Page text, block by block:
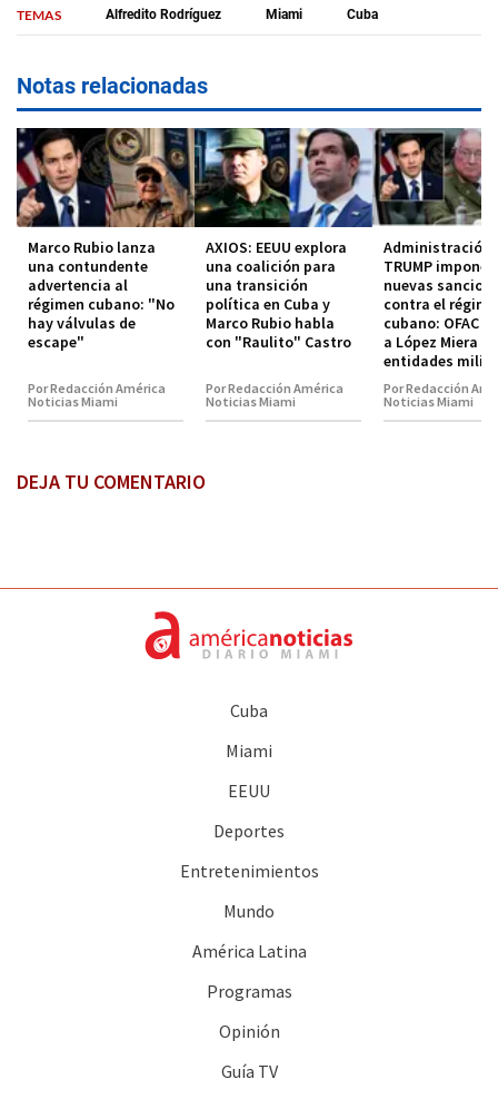
TEMAS Alfredito Rodríguez Miami Cuba
Notas relacionadas
Marco Rubio lanza
una contundente
advertencia al
régimen cubano: "No
hay válvulas de
escape"
Por Redacción América
Noticias Miami
AXIOS: EEUU explora
una coalición para
una transición
política en Cuba y
Marco Rubio habla
con "Raulito" Castro
Por Redacción América
Noticias Miami
Administración
TRUMP impone
nuevas
contra el
cubano: OFAC
a López Miera y
entidades
Por Redacción
Noticias Miami
DEJA TU COMENTARIO
Cuba
Miami
EEUU
Deportes
Entretenimientos
Mundo
América Latina
Programas
Opinión
Guía TV